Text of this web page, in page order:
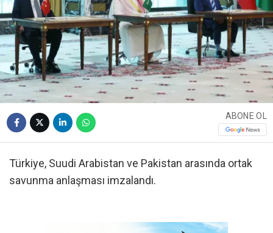
ABONE OL
Türkiye, Suudi Arabistan ve Pakistan arasında ortak
savunma anlaşması imzalandı.